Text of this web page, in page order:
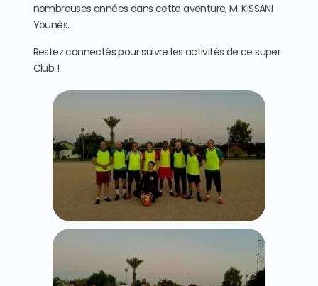
nombreuses années dans cette aventure, M. KISSANI
Younès.
Restez connectés pour suivre les activités de ce super
Club !